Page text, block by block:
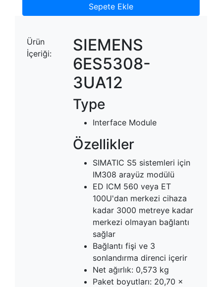
Sepete Ekle
Ürün
İçeriği:
SIEMENS
6ES5308-
3UA12
Type
Interface Module
Özellikler
SIMATIC S5 sistemleri için
IM308 arayüz modülü
ED ICM 560 veya ET
100U'dan merkezi cihaza
kadar 3000 metreye kadar
merkezi olmayan bağlantı
sağlar
Bağlantı fişi ve 3
sonlandırma direnci içerir
Net ağırlık: 0,573 kg
Paket boyutları: 20,70 x